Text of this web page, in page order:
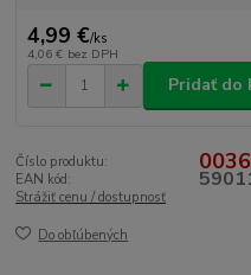
4,99 €/ks
4,06 € bez DPH
Pridať do
Číslo produktu:
EAN kód:
Strážiť cenu / dostupnosť
Do obľúbených